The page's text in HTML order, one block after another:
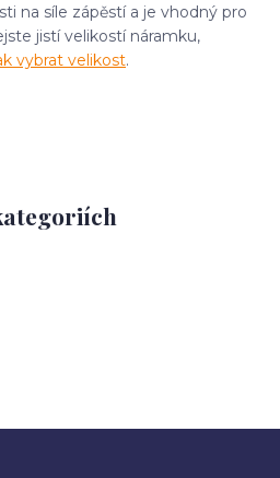
na síle zápěstí a je vhodný pro
jistí velikostí náramku,
vybrat velikost.